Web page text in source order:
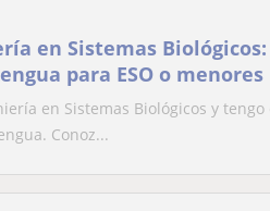
en Sistemas Biológicos:
para ESO o menores
en Sistemas Biológicos y
Conoz...